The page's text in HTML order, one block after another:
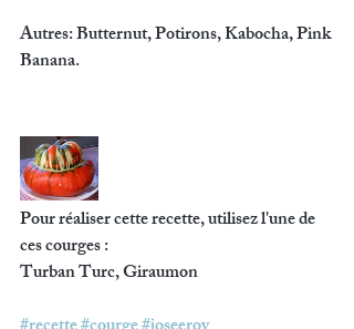
Autres: Butternut, Potirons, Kabocha, Pink
Banana.
Pour réaliser cette recette, utilisez l'une de
ces courges :
Turban Turc, Giraumon